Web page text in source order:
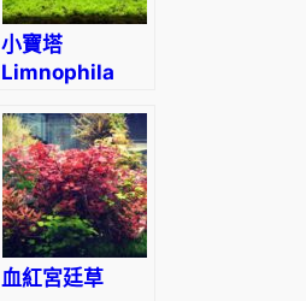
小寶塔
Limnophila
血紅宮廷草